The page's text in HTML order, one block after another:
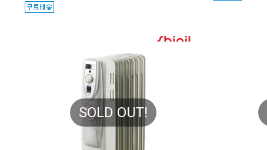
SOLD OUT!